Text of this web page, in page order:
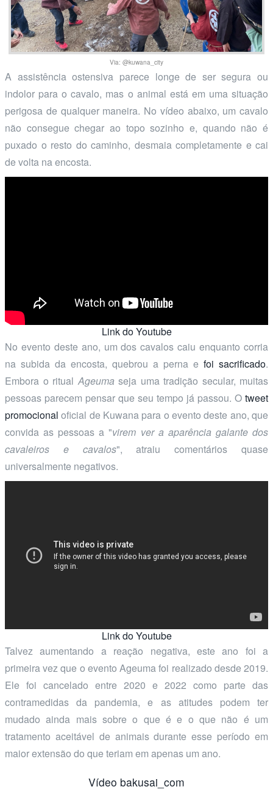
Via: @kuwana_city
A assistência ostensiva parece longe de ser segura ou
indolor para o cavalo, mas o animal está em uma situação
perigosa de qualquer maneira. No vídeo abaixo, um cavalo
não consegue chegar ao topo sozinho e, quando não é
puxado o resto do caminho, desmaia completamente e cai
de volta na encosta.
Link do Youtube
No evento deste ano, um dos cavalos caiu enquanto corria
na subida da encosta, quebrou a perna e foi sacrificado.
Embora o ritualAgeuma seja uma tradição secular, muitas
pessoas parecem pensar que seu tempo já passou. O tweet
promocional oficial de Kuwana para o evento deste ano, que
convida as pessoas a "virem ver a aparência galante dos
cavaleiros e cavalos", atraiu comentários quase
universalmente negativos.
Link do Youtube
Talvez aumentando a reação negativa, este ano foi a
primeira vez que o evento Ageuma foi realizado desde 2019.
Ele foi cancelado entre 2020 e 2022 como parte das
contramedidas da pandemia, e as atitudes podem ter
mudado ainda mais sobre o que é e o que não é um
tratamento aceitável de animais durante esse período em
maior extensão do que teriam em apenas um ano.
Vídeo bakusai_com